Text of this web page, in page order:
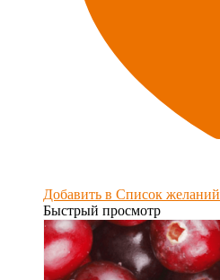
Добавить в Список желаний
Быстрый просмотр